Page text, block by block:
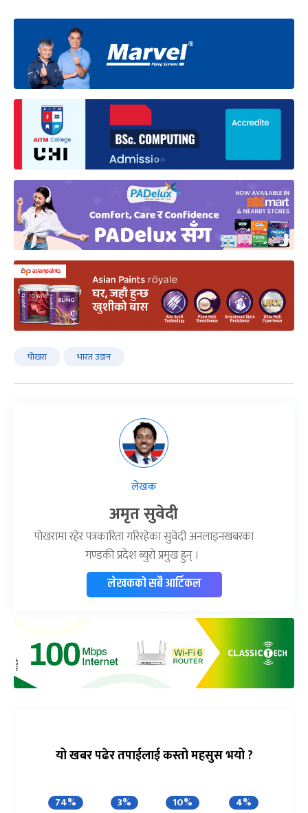
पोखरा भारत उडान
लेखक
अमृत सुवेदी
पोखरामा रहेर पत्रकारिता गरिरहेका सुवेदी अनलाइनखबरका
गण्डकी प्रदेश ब्युरो प्रमुख हुन् ।
लेखकको सबै आर्टिकल
यो खबर पढेर तपाईलाई कस्तो महसुस भयो ?
74% 3% 10% 4%